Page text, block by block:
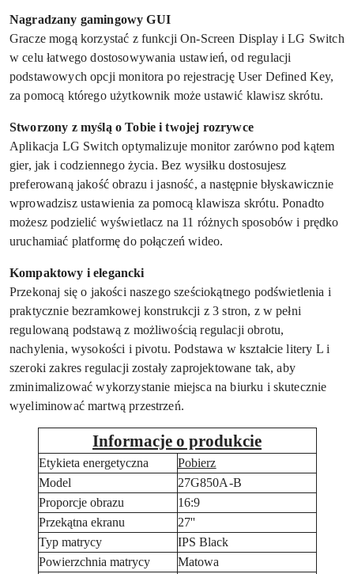
Nagradzany gamingowy GUI
Gracze mogą korzystać z funkcji On-Screen Display i LG Switch
w celu łatwego dostosowywania ustawień, od regulacji
podstawowych opcji monitora po rejestrację User Defined Key,
za pomocą którego użytkownik może ustawić klawisz skrótu.
Stworzony z myślą o Tobie i twojej rozrywce
Aplikacja LG Switch optymalizuje monitor zarówno pod kątem
gier, jak i codziennego życia. Bez wysiłku dostosujesz
preferowaną jakość obrazu i jasność, a następnie błyskawicznie
wprowadzisz ustawienia za pomocą klawisza skrótu. Ponadto
możesz podzielić wyświetlacz na 11 różnych sposobów i prędko
uruchamiać platformę do połączeń wideo.
Kompaktowy i elegancki
Przekonaj się o jakości naszego sześciokątnego podświetlenia i
praktycznie bezramkowej konstrukcji z 3 stron, z w pełni
regulowaną podstawą z możliwością regulacji obrotu,
nachylenia, wysokości i pivotu. Podstawa w kształcie litery L i
szeroki zakres regulacji zostały zaprojektowane tak, aby
zminimalizować wykorzystanie miejsca na biurku i skutecznie
wyeliminować martwą przestrzeń.
Informacje o produkcie
Etykieta energetyczna
Pobierz
Model
27G850A-B
Proporcje obrazu
16:9
Przekątna ekranu
27''
Typ matrycy
IPS Black
Powierzchnia matrycy
Matowa